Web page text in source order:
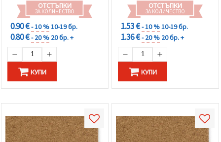
ОТСТЪПКИ
ЗА КОЛИЧЕСТВО
0.90 €- 10 %10-19 бр.
0.80 €- 20 % 20 бр. +
КУПИ
ОТСТЪПКИ
ЗА КОЛИЧЕСТВО
1.53 €- 10 %10-19 бр.
1.36 €- 20 % 20 бр. +
КУПИ